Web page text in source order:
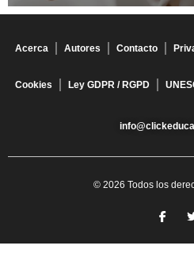
Acerca Autores Contacto
Cookies Ley GDPR / RGPD
© 2026 Todos los